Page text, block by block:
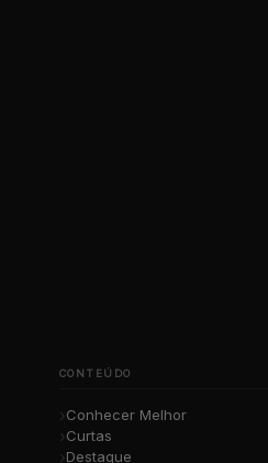
CONTEÚDO
Conhecer Melhor
Curtas
Destaque